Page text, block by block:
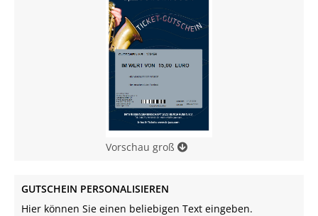
Vorschau groß
GUTSCHEIN PERSONALISIEREN
Hier können Sie einen beliebigen Text eingeben.